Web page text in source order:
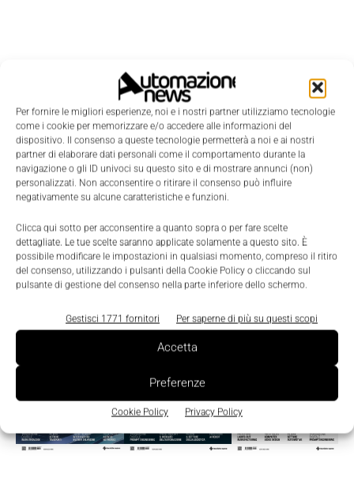
Per fornire le migliori esperienze, noi e i nostri partner utilizziamo tecnologie
come i cookie per memorizzare e/o accedere alle informazioni del
dispositivo. Il consenso a queste tecnologie permetterà a noi e ai nostri
partner di elaborare dati personali come il comportamento durante la
navigazione o gli ID univoci su questo sito e di mostrare annunci (non)
personalizzati. Non acconsentire o ritirare il consenso può influire
negativamente su alcune caratteristiche e funzioni.
Clicca qui sotto per acconsentire a quanto sopra o per fare scelte
dettagliate. Le tue scelte saranno applicate solamente a questo sito. È
possibile modificare le impostazioni in qualsiasi momento, compreso il ritiro
del consenso, utilizzando i pulsanti della Cookie Policy o cliccando sul
pulsante di gestione del consenso nella parte inferiore dello schermo.
Gestisci 1771 fornitori Per saperne di più su questi scopi
Accetta
Preferenze
Cookie Policy Privacy Policy